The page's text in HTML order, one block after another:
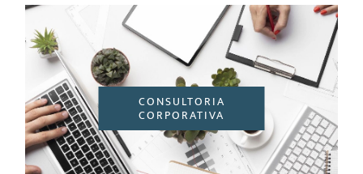
CONSULTORIA
CORPORATIVA